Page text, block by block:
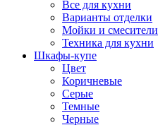
Все для кухни
Варианты отделки
Мойки и смесители
Техника для кухни
Шкафы-купе
Цвет
Коричневые
Серые
Темные
Черные